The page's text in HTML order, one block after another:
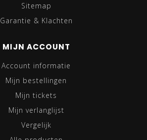
Sitemap
Garantie & Klachten
MIJN ACCOUNT
Account informatie
Mijn bestellingen
Mijn tickets
Mijn verlanglijst
Vergelijk